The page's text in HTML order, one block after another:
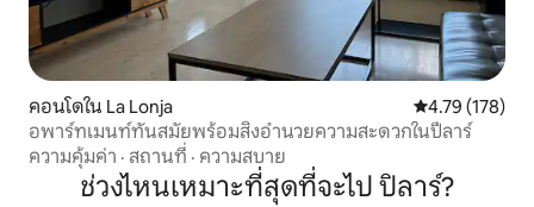
คอนโดใน La Lonja คะแนนเฉลี่ย
4.79 (178)
อพาร์ทเมนท์ทันสมัยพร้อมสิ่งอำนวยความสะดวกในปีลาร์
ความคุ้มค่า · สถานที่ · ความสบาย
ช่วงไหนเหมาะที่สุดที่จะไป ปิลาร์?